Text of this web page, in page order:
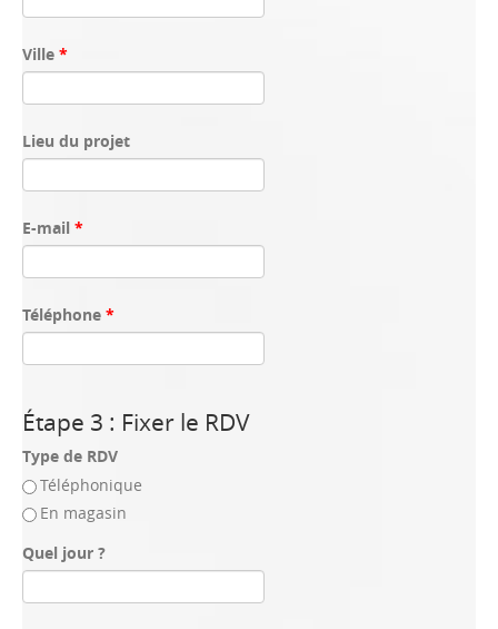
Ville *
Lieu du projet
E-mail *
Téléphone *
Étape 3 : Fixer le RDV
Type de RDV
Téléphonique
En magasin
Quel jour ?